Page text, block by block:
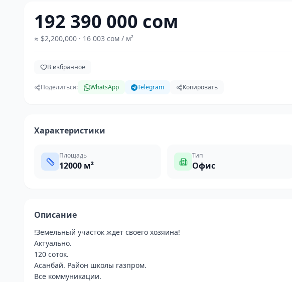
192 390 000 сом
≈ $2,200,000 · 16 003 сом / м²
В избранное
Поделиться: WhatsApp Telegram Копировать
Характеристики
Площадь
12000 м²
Тип
Офис
Описание
!Земельный участок ждет своего хозяина!
Актуально.
120 соток.
Асанбай. Район школы газпром.
Все коммуникации.